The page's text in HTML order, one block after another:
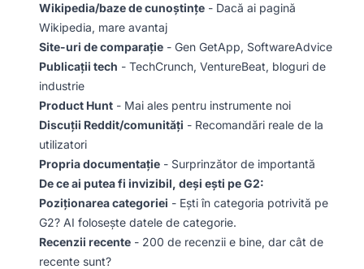
Wikipedia/baze de cunoștințe - Dacă ai pagină
Wikipedia, mare avantaj
Site-uri de comparație - Gen GetApp, SoftwareAdvice
Publicații tech - TechCrunch, VentureBeat, bloguri de
industrie
Product Hunt - Mai ales pentru instrumente noi
Discuții Reddit/comunități - Recomandări reale de la
utilizatori
Propria documentație - Surprinzător de importantă
De ce ai putea fi invizibil, deși ești pe G2:
Poziționarea categoriei - Ești în categoria potrivită pe
G2? AI folosește datele de categorie.
Recenzii recente - 200 de recenzii e bine, dar cât de
recente sunt?